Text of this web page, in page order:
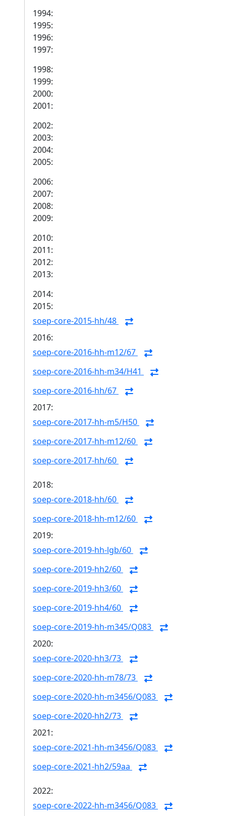
1994:
1995:
1996:
1997:
1998:
1999:
2000:
2001:
2002:
2003:
2004:
2005:
2006:
2007:
2008:
2009:
2010:
2011:
2012:
2013:
2014:
2015:
soep-core-2015-hh/48
2016:
soep-core-2016-hh-m12/67
soep-core-2016-hh-m34/H41
soep-core-2016-hh/67
2017:
soep-core-2017-hh-m5/H50
soep-core-2017-hh-m12/60
soep-core-2017-hh/60
2018:
soep-core-2018-hh/60
soep-core-2018-hh-m12/60
2019:
soep-core-2019-hh-lgb/60
soep-core-2019-hh2/60
soep-core-2019-hh3/60
soep-core-2019-hh4/60
soep-core-2019-hh-m345/Q083
2020:
soep-core-2020-hh3/73
soep-core-2020-hh-m78/73
soep-core-2020-hh-m3456/Q083
soep-core-2020-hh2/73
2021:
soep-core-2021-hh-m3456/Q083
soep-core-2021-hh2/59aa
2022:
soep-core-2022-hh-m3456/Q083